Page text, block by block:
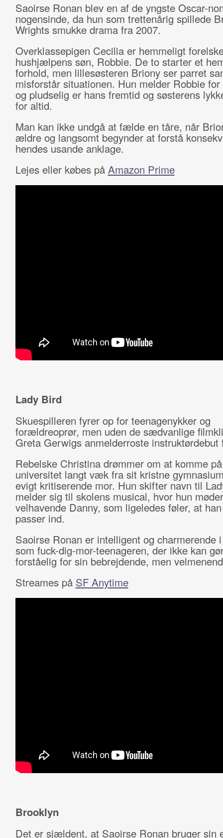
Saoirse Ronan blev en af de yngste Oscar-
nogensinde, da hun som trettenårig spillede
Wrights smukke drama fra 2007.
Overklassepigen Cecilia er hemmeligt
hushjælpens søn, Robbie. De to starter et
forhold, men lillesøsteren Briony ser parret
misforstår situationen. Hun melder Robbie
og pludselig er hans fremtid og søsterens
for altid.
Man kan ikke undgå at fælde en tåre, når
ældre og langsomt begynder at forstå
hendes usande anklage.
Lejes eller købes på Amazon Prime
Lady Bird
Skuespilleren fyrer op for teenagenykker og
forældreoprør, men uden de sædvanlige
Greta Gerwigs anmelderroste instruktørdebut
Rebelske Christina drømmer om at komme på
universitet langt væk fra sit kristne
evigt kritiserende mor. Hun skifter navn til
melder sig til skolens musical, hvor hun
velhavende Danny, som ligeledes føler, at
passer ind.
Saoirse Ronan er intelligent og charmerende
som fuck-dig-mor-teenageren, der ikke kan
forståelig for sin bebrejdende, men
Streames på SF Anytime
Brooklyn
Det er sjældent, at Saoirse Ronan bruger sin